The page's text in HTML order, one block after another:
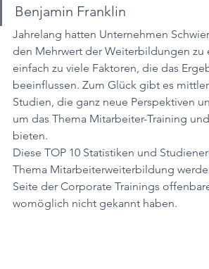
Benjamin Franklin
Jahrelang hatten Unternehmen
den Mehrwert der Weiterbildungen zu
einfach zu viele Faktoren, die das
beeinflussen. Zum Glück gibt es
Studien, die ganz neue Perspektiven
um das Thema Mitarbeiter-Training
bieten.
Diese TOP 10 Statistiken und
Thema Mitarbeiterweiterbildung
Seite der Corporate Trainings
womöglich nicht gekannt haben.